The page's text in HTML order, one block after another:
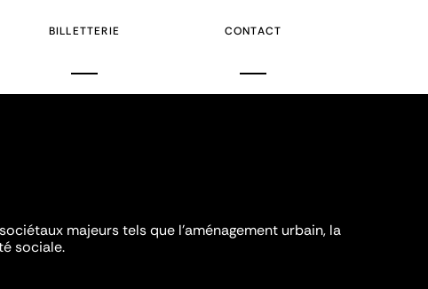
BILLETTERIE CONTACT
majeurs tels que l'aménagement urbain, la
sociale.